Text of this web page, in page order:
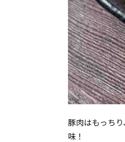
豚肉はもっち
味！